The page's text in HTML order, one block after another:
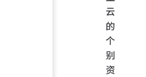
云
的
个
别
资